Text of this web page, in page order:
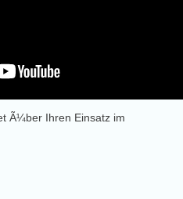
Ã¼ber Ihren Einsatz im